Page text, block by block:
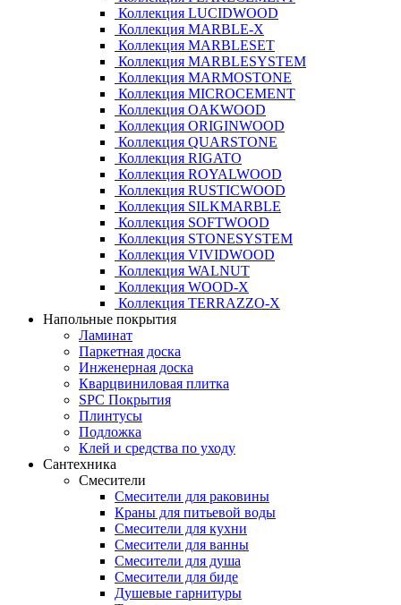
Коллекция LUCIDWOOD
Коллекция MARBLE-X
Коллекция MARBLESET
Коллекция MARBLESYSTEM
Коллекция MARMOSTONE
Коллекция MICROCEMENT
Коллекция OAKWOOD
Коллекция ORIGINWOOD
Коллекция QUARSTONE
Коллекция RIGATO
Коллекция ROYALWOOD
Коллекция RUSTICWOOD
Коллекция SILKMARBLE
Коллекция SOFTWOOD
Коллекция STONESYSTEM
Коллекция VIVIDWOOD
Коллекция WALNUT
Коллекция WOOD-X
Коллекция ТЕRRАZZO-X
Напольные покрытия
Ламинат
Паркетная доска
Инженерная доска
Кварцвиниловая плитка
SPC Покрытия
Плинтусы
Подложка
Клей и средства по уходу
Сантехника
Смесители
Смесители для раковины
Краны для питьевой воды
Смесители для кухни
Смесители для ванны
Смесители для душа
Смесители для биде
Душевые гарнитуры